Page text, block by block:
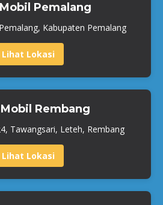
Pemalang
Kabupaten Pemalang
Lihat Lokasi
Rembang
Tawangsari, Leteh, Rembang
Lihat Lokasi